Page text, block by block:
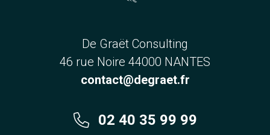
De Graët Consulting
46 rue Noire 44000 NANTES
contact@degraet.fr
02 40 35 99 99